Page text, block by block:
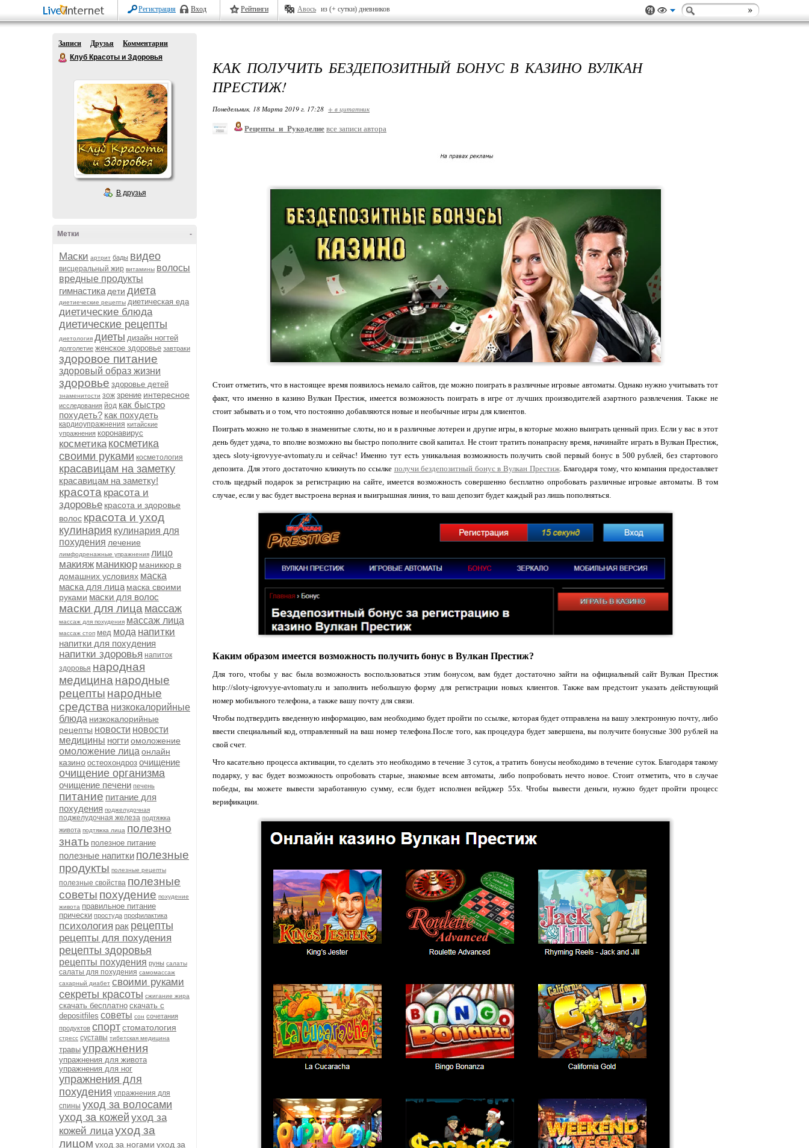
Регистрация Вход Рейтинги Авось из (+ сутки) дневников
Записи Друзья
Комментарии
Клуб Красоты и Здоровья
В друзья
-
Метки
Маски артрит бады видео
висцеральный жир витамины волосы
вредные продукты
гимнастика дети диета
диетиеческие рецепты диетическая еда
диетические блюда
диетические рецепты
диетология диеты дизайн ногтей
долголетие женское здоровье завтраки
здоровое питание
здоровый образ жизни
здоровье здоровье детей
знаменитости зож зрение интересное
исследования йод как быстро
похудеть? как похудеть
кардиоупражнения китайские
упражнения коронавирус
косметика косметика
своими руками косметология
красавицам на заметку
красавицам на заметку!
красота красота и
здоровье красота и здоровье
волос красота и уход
кулинария кулинария для
похудения лечение
лимфодренажные упражнения лицо
макияж маникюр маникюр в
домашних условиях маска
маска для лица маска своими
руками маски для волос
маски для лица массаж
массаж для похудения массаж лица
массаж стоп мед мода напитки
напитки для похудения
напитки здоровья напиток
здоровья народная
медицина народные
рецепты народные
средства низкокалорийные
блюда низкокалорийные
рецепты новости новости
медицины ногтиомоложение
омоложение лица онлайн
казино остеохондроз очищение
очищение организма
очищение печени печень
питание питание для
похудения поджелудочная
поджелудочная железа подтяжка
живота подтяжка лица полезно
знать полезное питание
полезные напитки полезные
продукты полезные рецепты
полезные свойства полезные
советы похудение похудение
живота правильное питание
прически простуда профилактика
психология рак рецепты
рецепты для похудения
рецепты здоровья
рецепты похудения руны салаты
салаты для похудения самомассаж
сахарный диабет своими руками
секреты красоты сжигание жира
скачать бесплатно скачать с
depositfiles советы сон сочетания
продуктов спортстоматология
стресс суставы тибетская медицина
травы упражнения
упражнения для живота
упражнения для ног
упражнения для
похудения упражнения для
спины уход за волосами
уход за кожей уход за
кожей лицауход за
лицом уход за ногами уход за
КАК ПОЛУЧИТЬ БЕЗДЕПОЗИТНЫЙ БОНУС В КАЗИНО ВУЛКАН
ПРЕСТИЖ!
Понедельник, 18 Марта 2019 г. 17:28 + в цитатник
Рецепты_и_Рукоделие все записи автора
Стоит отметить, что в настоящее время появилось немало сайтов, где можно поиграть в различные игровые автоматы. Однако нужно учитывать тот
факт, что именно в казино Вулкан Престиж, имеется возможность поиграть в игре от лучших производителей азартного развлечения. Также не
стоит забывать и о том, что постоянно добавляются новые и необычные игры для клиентов.
Поиграть можно не только в знаменитые слоты, но и в различные лотереи и другие игры, в которые можно выиграть ценный приз. Если у вас в этот
день будет удача, то вполне возможно вы быстро пополните свой капитал. Не стоит тратить понапрасну время, начинайте играть в Вулкан Престиж,
здесь sloty-igrovyye-avtomaty.ru и сейчас! Именно тут есть уникальная возможность получить свой первый бонус в 500 рублей, без стартового
депозита. Для этого достаточно кликнуть по ссылке получи бездепозитный бонус в Вулкан Престиж. Благодаря тому, что компания предоставляет
столь щедрый подарок за регистрацию на сайте, имеется возможность совершенно бесплатно опробовать различные игровые автоматы. В том
случае, если у вас будет выстроена верная и выигрышная линия, то ваш депозит будет каждый раз лишь пополняться.
Каким образом имеется возможность получить бонус в Вулкан Престиж?
Для того, чтобы у вас была возможность воспользоваться этим бонусом, вам будет достаточно зайти на официальный сайт Вулкан Престиж
http://sloty-igrovyye-avtomaty.ru и заполнить небольшую форму для регистрации новых клиентов. Также вам предстоит указать действующий
номер мобильного телефона, а также вашу почту для связи.
Чтобы подтвердить введенную информацию, вам необходимо будет пройти по ссылке, которая будет отправлена на вашу электронную почту, либо
ввести специальный код, отправленный на ваш номер телефона.После того, как процедура будет завершена, вы получите бонусные 300 рублей на
свой счет.
Что касательно процесса активации, то сделать это необходимо в течение 3 суток, а тратить бонусы необходимо в течение суток. Благодаря такому
подарку, у вас будет возможность опробовать старые, знакомые всем автоматы, либо попробовать нечто новое. Стоит отметить, что в случае
победы, вы можете вывести заработанную сумму, если будет исполнен вейджер 55x. Чтобы вывести деньги, нужно будет пройти процесс
верификации.